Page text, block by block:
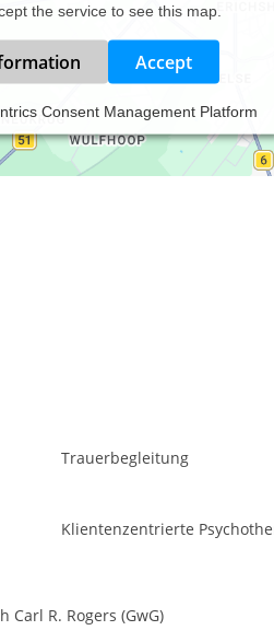
the service to see this map.
Accept
Consent Management Platform
Trauerbegleitung
Klientenzentrierte
R. Rogers (GwG)